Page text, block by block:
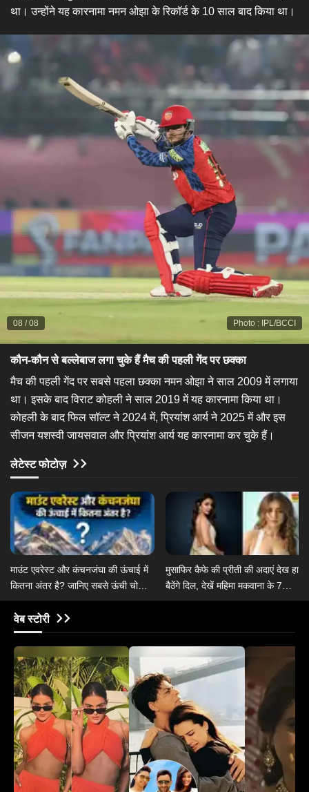
था। उन्होंने यह कारनामा नमन ओझा के रिकॉर्ड के 10 साल बाद किया था।
Photo : IPL/BCCI
08 /08
कौन-कौन से बल्लेबाज लगा चुके हैं मैच की पहली गेंद पर छक्का
मैच की पहली गेंद पर सबसे पहला छक्का नमन ओझा ने साल 2009 में लगाया
था। इसके बाद विराट कोहली ने साल 2019 में यह कारनामा किया था।
कोहली के बाद फिल सॉल्ट ने 2024 में, प्रियांश आर्य ने 2025 में और इस
सीजन यशस्वी जायसवाल और प्रियांश आर्य यह कारनामा कर चुके हैं।
लेटेस्ट फोटोज़
माउंट एवरेस्ट और कंचनजंघा की ऊंचाई में
कितना अंतर है? जानिए सबसे ऊंची चोटियों
के बारे में
​मुसाफिर कैफे की प्रीती की अदाएं देख हार
बैठेंगे दिल, देखें महिमा मकवाना के 7
क्लासिक मेकअप लुक्स​
वेब स्टोरी